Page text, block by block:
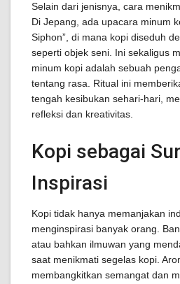
Selain dari jenisnya, cara
Di Jepang, ada upacara minum
Siphon”, di mana kopi diseduh
seperti objek seni. Ini sekaligus
minum kopi adalah sebuah
tentang rasa. Ritual ini
tengah kesibukan sehari-hari,
refleksi dan kreativitas.
Kopi sebagai
Inspirasi
Kopi tidak hanya memanjakan
menginspirasi banyak orang.
atau bahkan ilmuwan yang
saat menikmati segelas kopi.
membangkitkan semangat dan